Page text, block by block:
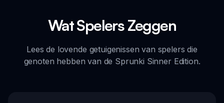
Wat Spelers Zeggen
Lees de lovende getuigenissen van spelers die
genoten hebben van de Sprunki Sinner Edition.